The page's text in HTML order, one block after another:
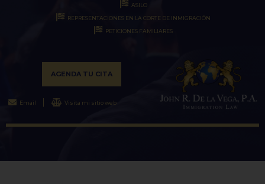
ASILO
REPRESENTACIONES EN LA CORTE DE INMIGRACIÓN
PETICIONES FAMILIARES
AGENDA TU CITA
Email Visita mi sitio web